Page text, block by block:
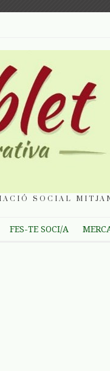
SOCIAL
FES-TE SOCI/A